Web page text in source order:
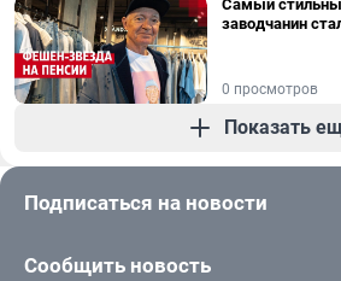
Самый
заводчанин
0 просмотров
Показать
Подписаться на новости
Сообщить новость